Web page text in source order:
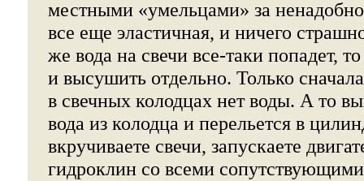
местными «умельцами» за
все еще эластичная, и ничего
же вода на свечи все-таки попадет,
и высушить отдельно. Только
в свечных колодцах нет воды. А то
вода из колодца и перельется в
вкручиваете свечи, запускаете
гидроклин со всеми